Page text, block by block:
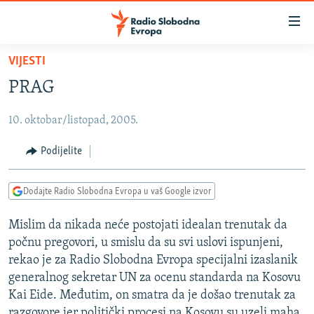
Pređite
glavni
Pređite
Pređite
pretragu
SRBIJA
KOSOVO
VIZUELNO
VIDEO
FOTOGALERIJE
INFOGRAFIKE
PODCASTI
RAT U UKRAJINI
KINA NA BALKANU
RSE PRIČE IZ SVIJETA
VIJESTI
PRAG
10. oktobar/listopad, 2005.
Podijelite
Dodajte Radio Slobodna Evropa u vaš Google izvor
Mislim da nikada neće postojati idealan trenutak da
počnu pregovori, u smislu da su svi uslovi ispunjeni,
rekao je za Radio Slobodna Evropa specijalni izaslanik
generalnog sekretar UN za ocenu standarda na Kosovu
Kai Eide. Međutim, on smatra da je došao trenutak za